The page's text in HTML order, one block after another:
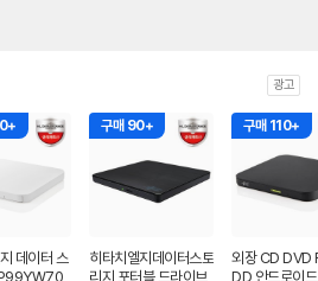
광고
데이터 스
구매 90+
히타치엘지데이터스토
리지 포터블 드라이브
구매 110+
외장 CD DVD
DD 안드로이